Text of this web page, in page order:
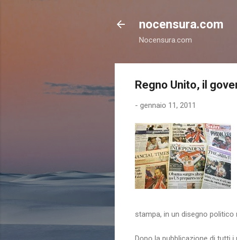
nocensura.com
Nocensura.com
Regno Unito, il
- gennaio 11, 2011
stampa, in un disegno politico